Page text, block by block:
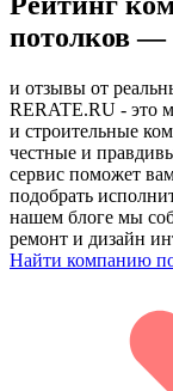
потолков —
и отзывы от
RERATE.RU - это
и строительные
честные и
сервис поможет
подобрать
нашем блоге мы
ремонт и дизайн
Найти компанию